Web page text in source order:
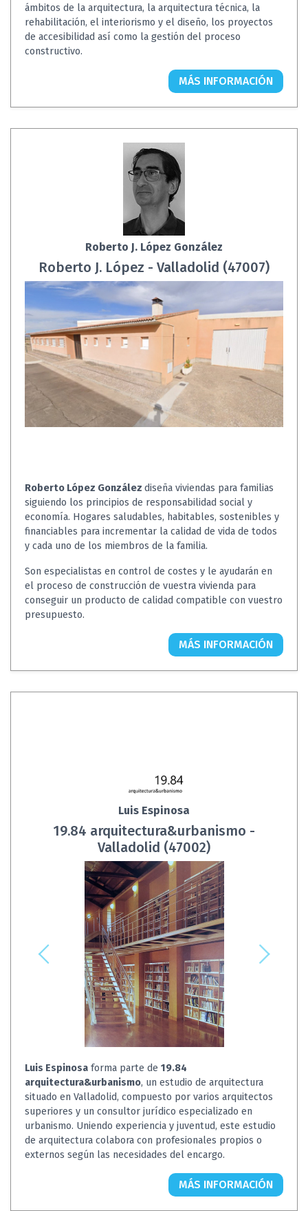
ámbitos de la arquitectura, la arquitectura técnica, la
rehabilitación, el interiorismo y el diseño, los proyectos
de accesibilidad así como la gestión del proceso
constructivo.
MÁS INFORMACIÓN
Roberto J. López González
Roberto J. López - Valladolid (47007)
Roberto López González diseña viviendas para familias
siguiendo los principios de responsabilidad social y
economía. Hogares saludables, habitables, sostenibles y
financiables para incrementar la calidad de vida de todos
y cada uno de los miembros de la familia.
Son especialistas en control de costes y le ayudarán en
el proceso de construcción de vuestra vivienda para
conseguir un producto de calidad compatible con vuestro
presupuesto.
MÁS INFORMACIÓN
Luis Espinosa
19.84 arquitectura&urbanismo -
Valladolid (47002)
Luis Espinosa forma parte de 19.84
arquitectura&urbanismo, un estudio de arquitectura
situado en Valladolid, compuesto por varios arquitectos
superiores y un consultor jurídico especializado en
urbanismo. Uniendo experiencia y juventud, este estudio
de arquitectura colabora con profesionales propios o
externos según las necesidades del encargo.
MÁS INFORMACIÓN